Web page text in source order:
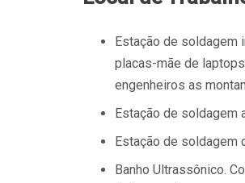
Estação de soldagem
placas-mãe de
engenheiros as
Estação de soldagem
Estação de soldagem
Banho Ultrassônico.